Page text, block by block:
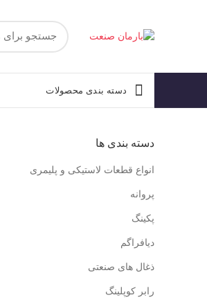
دسته بندی محصولات
دسته بندی ها
انواع قطعات لاستیکی و پلیمری
پروانه
پکینگ
دیافراگم
ذغال های صنعتی
رابر کوپلینگ